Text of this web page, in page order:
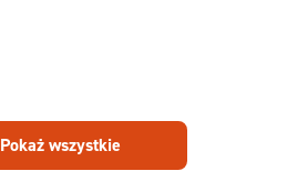
Pokaż wszystkie